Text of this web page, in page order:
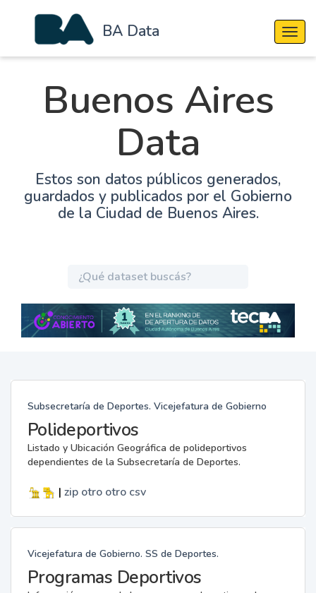
BA Data
Buenos Aires
Data
Estos son datos públicos generados,
guardados y publicados por el Gobierno
de la Ciudad de Buenos Aires.
Subsecretaría de Deportes. Vicejefatura de Gobierno
Polideportivos
Listado y Ubicación Geográfica de polideportivos
dependientes de la Subsecretaría de Deportes.
| zip otro otro csv
Vicejefatura de Gobierno. SS de Deportes.
Programas Deportivos